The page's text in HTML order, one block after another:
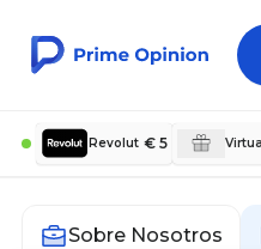
Revolut € 5
Sobre Nosotros